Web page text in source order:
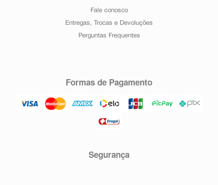
Fale conosco
Entregas, Trocas e Devoluções
Perguntas Frequentes
Formas de Pagamento
Segurança